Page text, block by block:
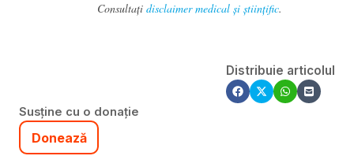
Consultați disclaimer medical și științific.
Distribuie articolul
Susține cu o donație
Donează